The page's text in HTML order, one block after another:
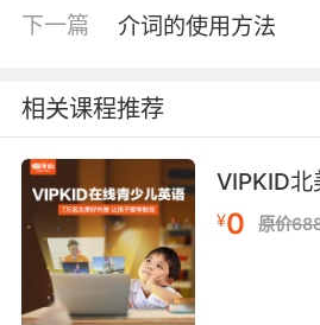
下一篇 介词的使用方法
相关课程推荐
VIPKID北
¥0 原价